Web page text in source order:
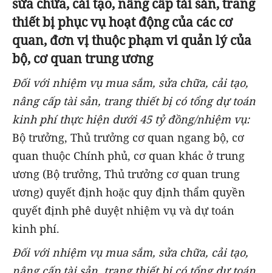
thiết bị phục vụ hoạt động của các cơ
quan, đơn vị thuộc phạm vi quản lý của
bộ, cơ quan trung ương
Đối với nhiệm vụ mua sắm, sửa chữa, cải tạo,
nâng cấp tài sản, trang thiết bị có tổng dự toán
kinh phí thực hiện dưới 45 tỷ đồng/nhiệm vụ:
Bộ trưởng, Thủ trưởng cơ quan ngang bộ, cơ
quan thuộc Chính phủ, cơ quan khác ở trung
ương (Bộ trưởng, Thủ trưởng cơ quan trung
ương) quyết định hoặc quy định thẩm quyền
quyết định phê duyệt nhiệm vụ và dự toán
kinh phí.
Đối với nhiệm vụ mua sắm, sửa chữa, cải tạo,